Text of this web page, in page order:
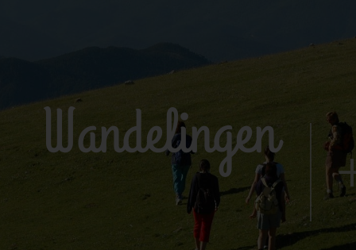
Wandelingen